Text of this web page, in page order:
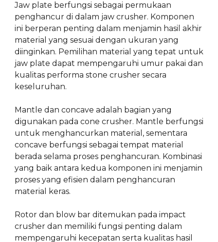
Jaw plate berfungsi sebagai permukaan
penghancur di dalam jaw crusher. Komponen
ini berperan penting dalam menjamin hasil akhir
material yang sesuai dengan ukuran yang
diinginkan. Pemilihan material yang tepat untuk
jaw plate dapat mempengaruhi umur pakai dan
kualitas performa stone crusher secara
keseluruhan.
Mantle dan concave adalah bagian yang
digunakan pada cone crusher. Mantle berfungsi
untuk menghancurkan material, sementara
concave berfungsi sebagai tempat material
berada selama proses penghancuran. Kombinasi
yang baik antara kedua komponen ini menjamin
proses yang efisien dalam penghancuran
material keras.
Rotor dan blow bar ditemukan pada impact
crusher dan memiliki fungsi penting dalam
mempengaruhi kecepatan serta kualitas hasil